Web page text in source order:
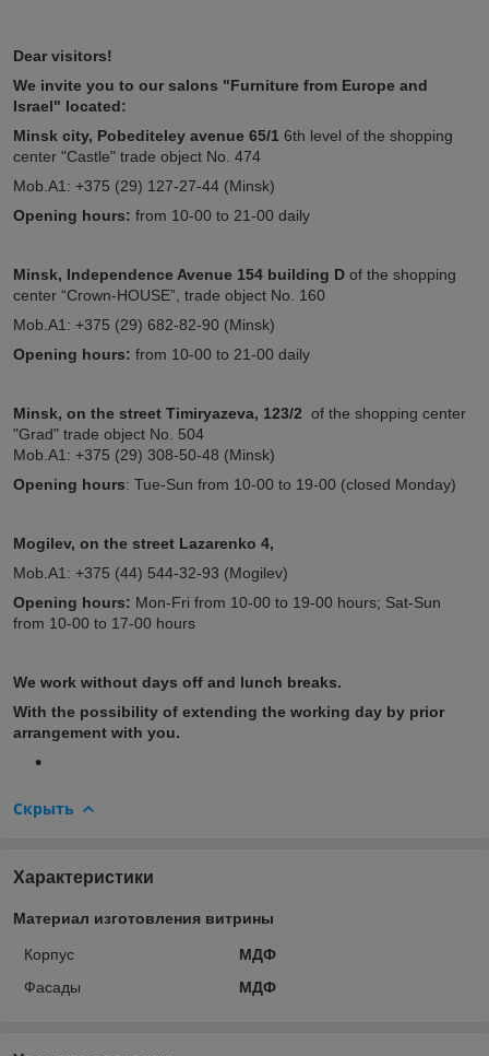
Dear visitors!
We invite you to our salons "Furniture from Europe and
Israel" located:
Minsk city, Pobediteley avenue 65/1 6th level of the shopping
center "Castle" trade object No. 474
Mob.A1: +375 (29) 127-27-44 (Minsk)
Opening hours: from 10-00 to 21-00 daily
Minsk, Independence Avenue 154 building D of the shopping
center “Crown-HOUSE”, trade object No. 160
Mob.A1: +375 (29) 682-82-90 (Minsk)
Opening hours: from 10-00 to 21-00 daily
Minsk, on the street Timiryazeva, 123/2 of the shopping center
"Grad" trade object No. 504
Mob.A1: +375 (29) 308-50-48 (Minsk)
Opening hours: Tue-Sun from 10-00 to 19-00 (closed Monday)
Mogilev, on the street Lazarenko 4,
Mob.A1: +375 (44) 544-32-93 (Mogilev)
Opening hours: Mon-Fri from 10-00 to 19-00 hours; Sat-Sun
from 10-00 to 17-00 hours
We work without days off and lunch breaks.
With the possibility of extending the working day by prior
arrangement with you.
Скрыть
Характеристики
Материал изготовления витрины
Корпус
МДФ
Фасады
МДФ